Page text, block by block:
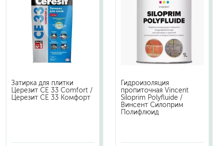
Затирка для плитки
Церезит СЕ 33 Comfort /
Церезит СЕ 33 Комфорт
Гидроизоляция
пропиточная Vincent
Siloprim Polyfluide /
Винсент Силоприм
Полифлюид